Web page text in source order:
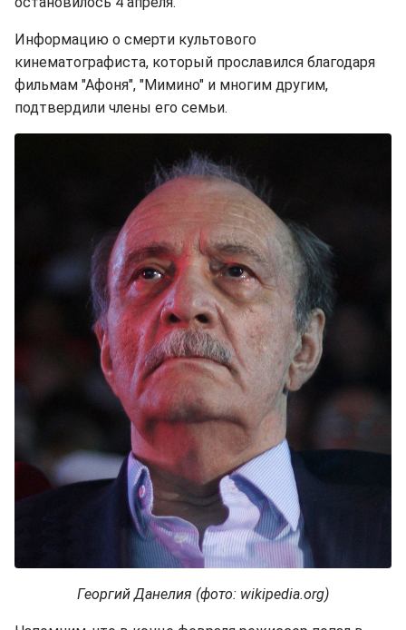
Информацию о смерти культового
кинематографиста, который прославился благодаря
фильмам "Афоня", "Мимино" и многим другим,
подтвердили члены его семьи.
Георгий Данелия (фото: wikipedia.org)